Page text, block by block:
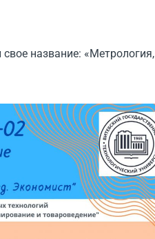
название: «Метрология,